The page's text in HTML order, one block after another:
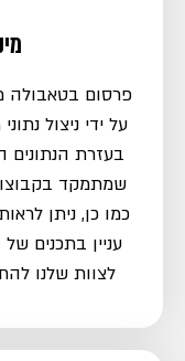
פרסום בטאבולה
על ידי ניצול
בעזרת הנתונים
שמתמקד
כמו כן, ניתן
עניין בתכנים
לצוות שלנו